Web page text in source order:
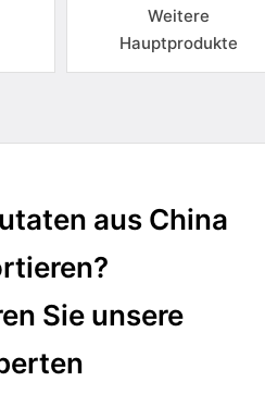
Weitere
Hauptprodukte
aus China
Sie unsere